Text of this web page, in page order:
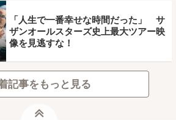
「人生で一番幸せな時間だった」 サ
ザンオールスターズ史上最大ツアー映
像を見逃すな！
記事をもっと見る